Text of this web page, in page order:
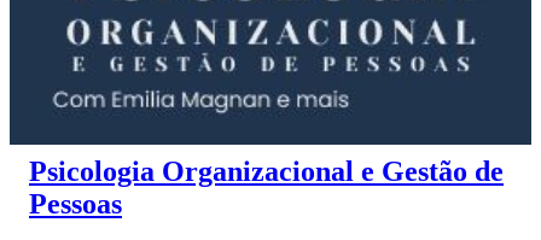
Psicologia Organizacional e Gestão de
Pessoas